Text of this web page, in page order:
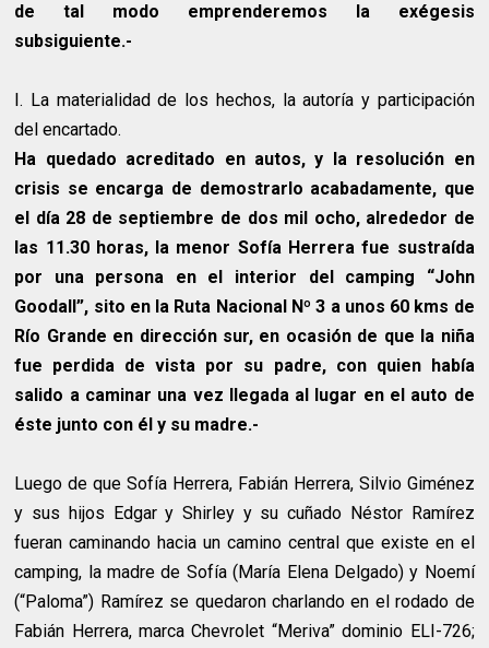
de tal modo emprenderemos la exégesis
subsiguiente.-
I. La materialidad de los hechos, la autoría y participación
del encartado.
Ha quedado acreditado en autos, y la resolución en
crisis se encarga de demostrarlo acabadamente, que
el día 28 de septiembre de dos mil ocho, alrededor de
las 11.30 horas, la menor Sofía Herrera fue sustraída
por una persona en el interior del camping “John
Goodall”, sito en la Ruta Nacional Nº 3 a unos 60 kms de
Río Grande en dirección sur, en ocasión de que la niña
fue perdida de vista por su padre, con quien había
salido a caminar una vez llegada al lugar en el auto de
éste junto con él y su madre.-
Luego de que Sofía Herrera, Fabián Herrera, Silvio Giménez
y sus hijos Edgar y Shirley y su cuñado Néstor Ramírez
fueran caminando hacia un camino central que existe en el
camping, la madre de Sofía (María Elena Delgado) y Noemí
(“Paloma”) Ramírez se quedaron charlando en el rodado de
Fabián Herrera, marca Chevrolet “Meriva” dominio ELI-726;